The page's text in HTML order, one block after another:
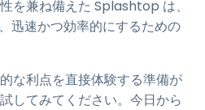
を兼ね備えた Splashtop は、
迅速かつ効率的にするための
な利点を直接体験する準備が
してみてください。今日から